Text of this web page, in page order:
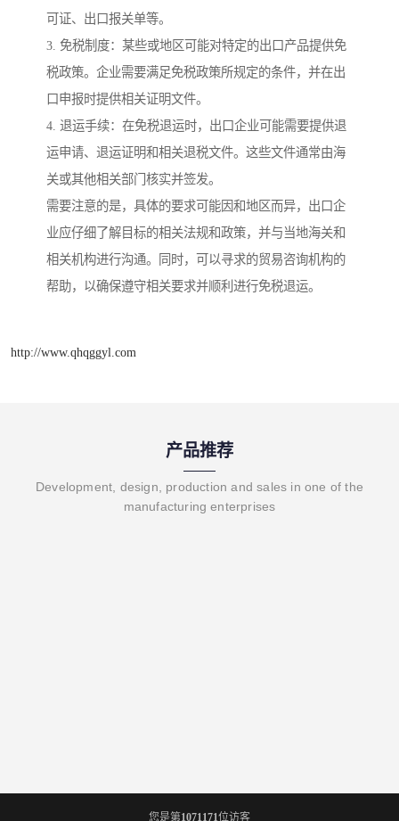
可证、出口报关单等。
3. 免税制度：某些或地区可能对特定的出口产品提供免
税政策。企业需要满足免税政策所规定的条件，并在出
口申报时提供相关证明文件。
4. 退运手续：在免税退运时，出口企业可能需要提供退
运申请、退运证明和相关退税文件。这些文件通常由海
关或其他相关部门核实并签发。
需要注意的是，具体的要求可能因和地区而异，出口企
业应仔细了解目标的相关法规和政策，并与当地海关和
相关机构进行沟通。同时，可以寻求的贸易咨询机构的
帮助，以确保遵守相关要求并顺利进行免税退运。
http://www.qhqggyl.com
产品推荐
Development, design, production and sales in one of the
manufacturing enterprises
您是第1071171位访客